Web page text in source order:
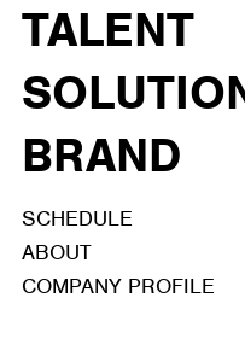
TALENT
BRAND
SCHEDULE
ABOUT
COMPANY PROFILE